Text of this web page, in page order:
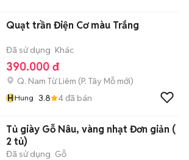
Quạt trần Điện Cơ màu Trắng
Đã sử dụng Khác
390.000 đ
Q. Nam Từ Liêm (P. Tây Mỗ mới)
HHung 3.8 4đã bán
Tủ giày Gỗ Nâu, vàng nhạt Đơn giản (
2 tủ)
Đã sử dụng Gỗ